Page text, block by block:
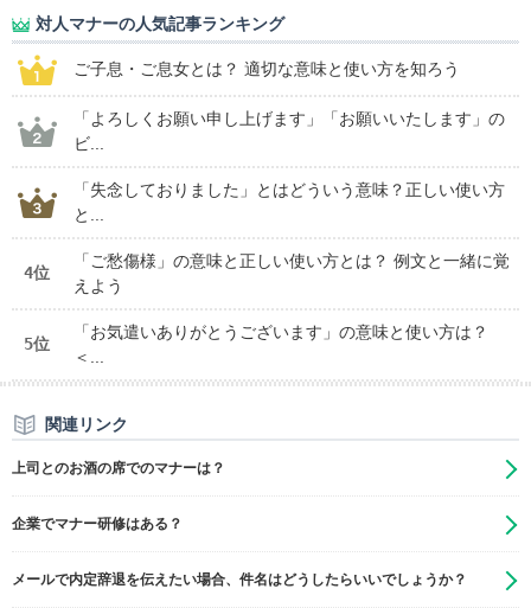
対人マナーの人気記事ランキング
ご子息・ご息女とは？ 適切な意味と使い方を知ろう
「よろしくお願い申し上げます」「お願いいたします」の
ビ...
「失念しておりました」とはどういう意味？正しい使い方
と...
4位
「ご愁傷様」の意味と正しい使い方とは？ 例文と一緒に覚
えよう
5位
「お気遣いありがとうございます」の意味と使い方は？
＜...
関連リンク
上司とのお酒の席でのマナーは？
企業でマナー研修はある？
メールで内定辞退を伝えたい場合、件名はどうしたらいいでしょうか？